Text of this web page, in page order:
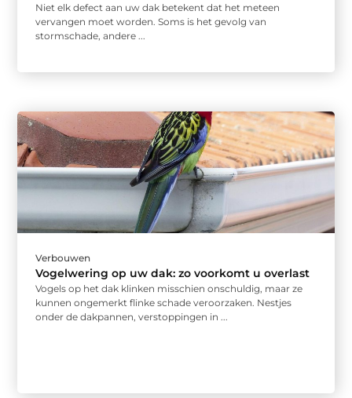
Niet elk defect aan uw dak betekent dat het meteen
vervangen moet worden. Soms is het gevolg van
stormschade, andere ...
Verbouwen
Vogelwering op uw dak: zo voorkomt u overlast
Vogels op het dak klinken misschien onschuldig, maar ze
kunnen ongemerkt flinke schade veroorzaken. Nestjes
onder de dakpannen, verstoppingen in ...